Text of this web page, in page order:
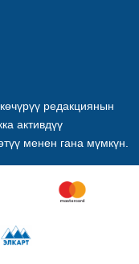
редакциянын
активдүү
менен гана мүмкүн.